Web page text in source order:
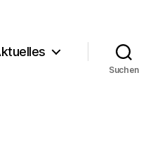
Suchen